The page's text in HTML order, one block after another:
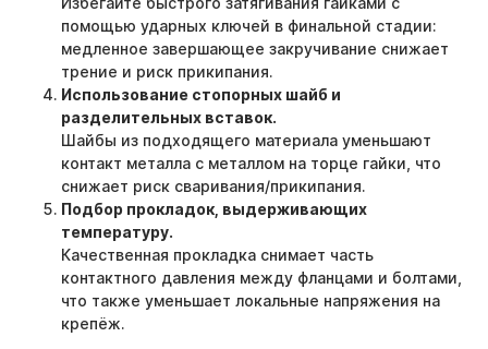
помощью ударных ключей в финальной стадии:
медленное завершающее закручивание снижает
трение и риск прикипания.
Использование стопорных шайб и
разделительных вставок.
Шайбы из подходящего материала уменьшают
контакт металла с металлом на торце гайки, что
снижает риск сваривания/прикипания.
Подбор прокладок, выдерживающих
температуру.
Качественная прокладка снимает часть
контактного давления между фланцами и болтами,
что также уменьшает локальные напряжения на
крепёж.